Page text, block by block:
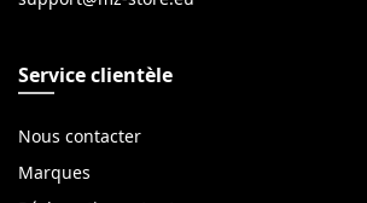
Service clientèle
Nous contacter
Marques